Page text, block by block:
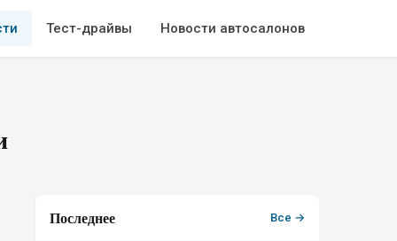
Тест-драйвы Новости автосалонов
Последнее Все →